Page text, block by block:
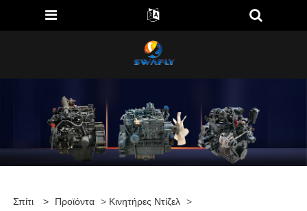
Σπίτι > Προϊόντα > Κινητήρες Ντίζελ >